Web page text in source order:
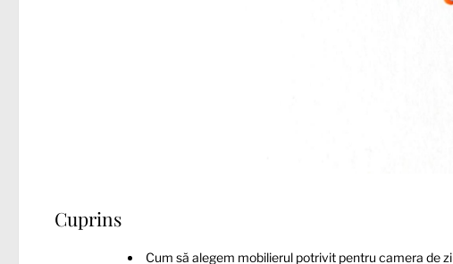
Cuprins
Cum să alegem mobilierul potrivit pentru camera de zi